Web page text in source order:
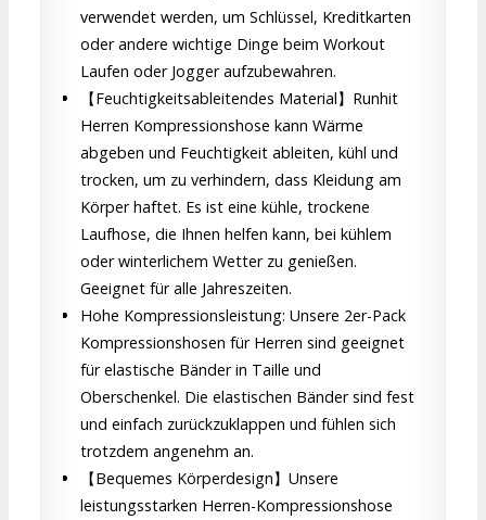
verwendet werden, um Schlüssel, Kreditkarten
oder andere wichtige Dinge beim Workout
Laufen oder Jogger aufzubewahren.
【Feuchtigkeitsableitendes Material】Runhit
Herren Kompressionshose kann Wärme
abgeben und Feuchtigkeit ableiten, kühl und
trocken, um zu verhindern, dass Kleidung am
Körper haftet. Es ist eine kühle, trockene
Laufhose, die Ihnen helfen kann, bei kühlem
oder winterlichem Wetter zu genießen.
Geeignet für alle Jahreszeiten.
Hohe Kompressionsleistung: Unsere 2er-Pack
Kompressionshosen für Herren sind geeignet
für elastische Bänder in Taille und
Oberschenkel. Die elastischen Bänder sind fest
und einfach zurückzuklappen und fühlen sich
trotzdem angenehm an.
【Bequemes Körperdesign】Unsere
leistungsstarken Herren-Kompressionshose